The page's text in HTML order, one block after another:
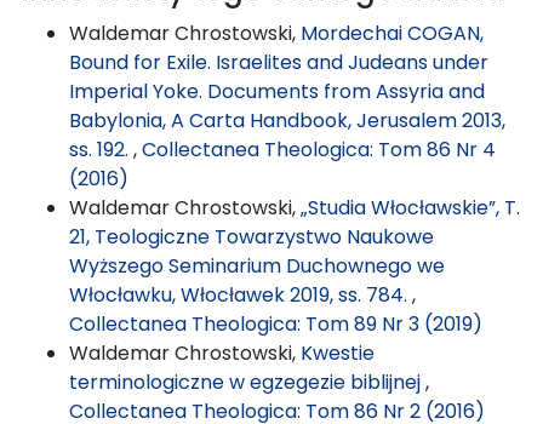
Waldemar Chrostowski, Mordechai COGAN,
Bound for Exile. Israelites and Judeans under
Imperial Yoke. Documents from Assyria and
Babylonia, A Carta Handbook, Jerusalem 2013,
ss. 192. ,Collectanea Theologica: Tom 86 Nr 4
(2016)
Waldemar Chrostowski,„Studia Włocławskie”, T.
21, Teologiczne Towarzystwo Naukowe
Wyższego Seminarium Duchownego we
Włocławku, Włocławek 2019, ss. 784. ,
Collectanea Theologica: Tom 89 Nr 3 (2019)
Waldemar Chrostowski, Kwestie
terminologiczne w egzegezie biblijnej,
Collectanea Theologica: Tom 86 Nr 2 (2016)